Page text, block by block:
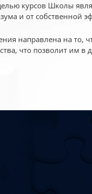
курсов Школы
и от собственной
направлена на то,
что позволит им